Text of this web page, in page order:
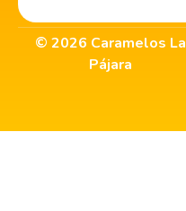
© 2026 Caramelos La
Pájara